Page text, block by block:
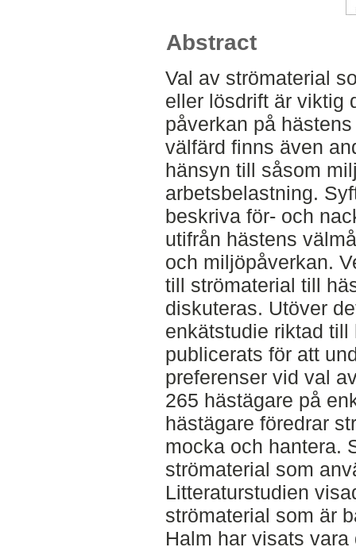
Abstract
Val av strömaterial
eller lösdrift är viktig
påverkan på
välfärd finns även
hänsyn till såsom
arbetsbelastning.
beskriva för- och
utifrån hästens
och miljöpåverkan.
till strömaterial till
diskuteras. Utöver
enkätstudie riktad
publicerats för att
preferenser vid val
265 hästägare på
hästägare föredrar
mocka och hantera.
strömaterial som
Litteraturstudien
strömaterial som är
Halm har visats